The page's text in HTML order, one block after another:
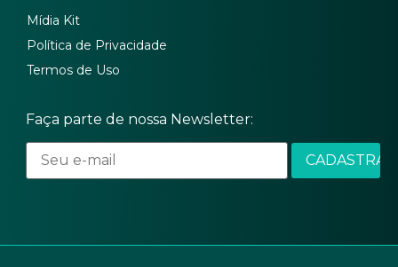
Mídia Kit
Política de Privacidade
Termos de Uso
Faça parte de nossa Newsletter: